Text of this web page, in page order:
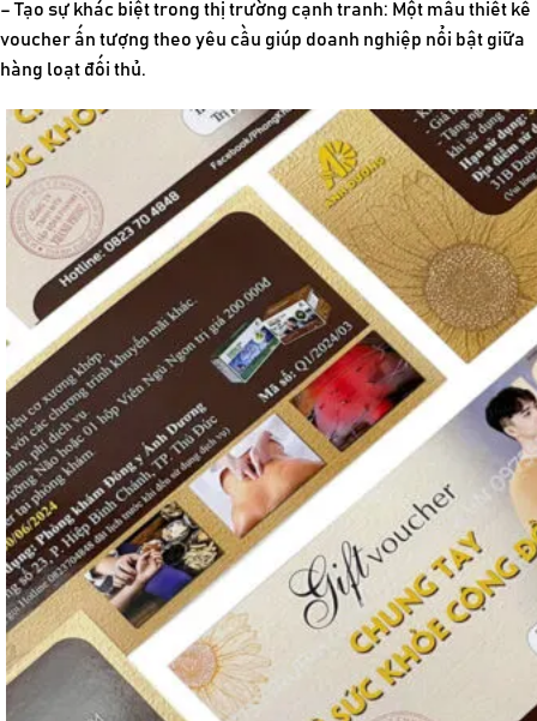
– Tạo sự khác biệt trong thị trường cạnh tranh: Một mẫu thiết kế
voucher ấn tượng theo yêu cầu giúp doanh nghiệp nổi bật giữa
hàng loạt đối thủ.